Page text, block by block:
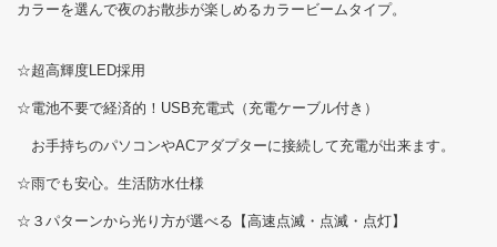
カラーを選んで夜のお散歩が楽しめるカラービームタイプ。
☆超高輝度LED採用
☆電池不要で経済的！USB充電式（充電ケーブル付き）
お手持ちのパソコンやACアダプターに接続して充電が出来ます。
☆雨でも安心。生活防水仕様
☆３パターンから光り方が選べる【高速点滅・点滅・点灯】